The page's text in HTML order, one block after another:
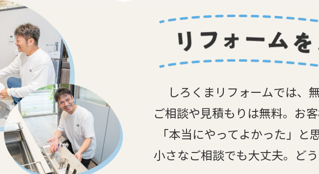
しろくまリフォームでは、
ご相談や見積もりは無料。お
「本当にやってよかった」と
小さなご相談でも大丈夫。ど